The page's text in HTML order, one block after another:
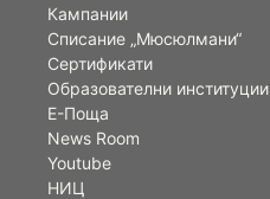
Кампании
Списание „Мюсюлмани“
Сертификати
Образователни институции
Е-Поща
News Room
Youtube
НИЦ